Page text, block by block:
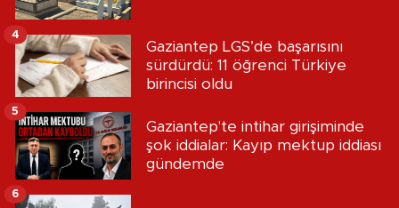
Gaziantep LGS’de başarısını
sürdürdü: 11 öğrenci Türkiye
birincisi oldu
4
Gaziantep'te intihar girişiminde
şok iddialar: Kayıp mektup iddiası
gündemde
5
6